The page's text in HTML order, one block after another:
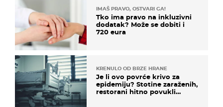
IMAŠ PRAVO, OSTVARI GA!
Tko ima pravo na inkluzivni
dodatak? Može se dobiti i
720 eura
KRENULO OD BRZE HRANE
Je li ovo povrće krivo za
epidemiju? Stotine zaraženih,
restorani hitno povukli